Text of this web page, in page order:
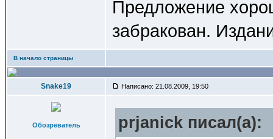
Предложение
забракован.
В начало страницы
Snake19 Написано: 21.08.2009, 19:50
Обозреватель prjanick писал(a):